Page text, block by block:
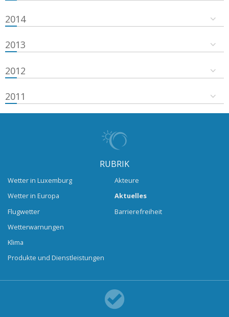
2014
2013
2012
2011
RUBRIK
Wetter in Luxemburg
Wetter in Europa
Flugwetter
Wetterwarnungen
Klima
Produkte und Dienstleistungen
Akteure
Aktuelles
Barrierefreiheit